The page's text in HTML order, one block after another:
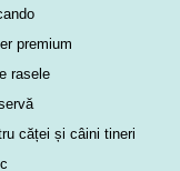
premium
rasele
căței și câini tineri